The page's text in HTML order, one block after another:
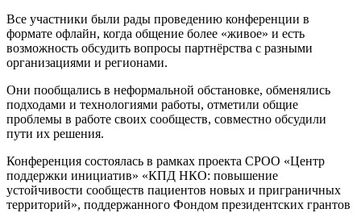
Все участники были рады проведению конференции в
формате офлайн, когда общение более «живое» и есть
возможность обсудить вопросы партнёрства с разными
организациями и регионами.
Они пообщались в неформальной обстановке, обменялись
подходами и технологиями работы, отметили общие
проблемы в работе своих сообществ, совместно обсудили
пути их решения.
Конференция состоялась в рамках проекта СРОО «Центр
поддержки инициатив» «КПД НКО: повышение
устойчивости сообществ пациентов новых и приграничных
территорий», поддержанного Фондом президентских грантов